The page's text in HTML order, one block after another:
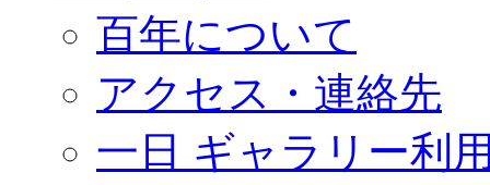
百年について
アクセス・連絡先
一日 ギャラリー利